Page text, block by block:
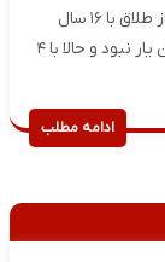
خودم به اجبار پای سفره عقد نشستم وبار دیگر بعد از طلاق با ۱۶ سال
کوچکتر از خودم ازدواج کردم در هیچ کدام بخت با من یار نبود و حالا با ۴
ادامه مطلب